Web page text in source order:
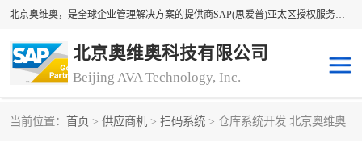
北京奥维奥，是全球企业管理解决方案的提供商SAP(思爱普)亚太区授权服务商领军者，SAP金牌服务商和代理商。企业ERP系统软件，SAP软件实施，17年来服务客户1500多家。提供SAP Business One，SAP Business ByDesign，SAP S/4HANA Cloud，SAP Analytics Cloud （分析云）等产品与解决方案。咨询专线：400-890-8880
北京奥维奥科技有限公司
Beijing AVA Technology, Inc.
当前位置： 首页 > 供应商机 > 扫码系统 > 仓库系统开发 北京奥维奥